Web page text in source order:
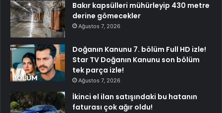
Bakır kapsülleri mühürleyip 430 metre
derine gömecekler
Ağustos 7, 2026
Doğanın Kanunu 7. bölüm Full HD izle!
Star TV Doğanın Kanunu son bölüm
tek parça izle!
Ağustos 7, 2026
İkinci el ilan satışındaki bu hatanın
faturası çok ağır oldu!